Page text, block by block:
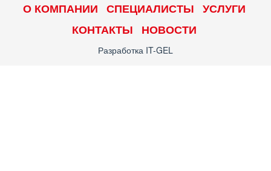
О КОМПАНИИ СПЕЦИАЛИСТЫ УСЛУГИ
КОНТАКТЫ
НОВОСТИ
Разработка IT-GEL